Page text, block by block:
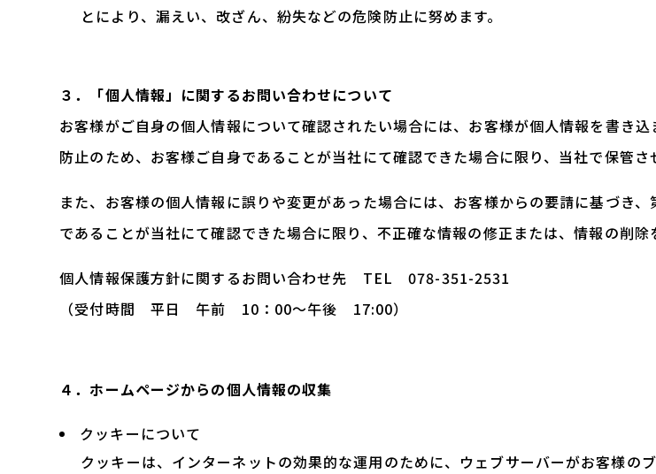
とにより、漏えい、改ざん、紛失などの危険防止に努めます。
３．「個人情報」に関するお問い合わせについて
お客様がご自身の個人情報について確認されたい場合には、お客様が個人情報を書き
防止のため、お客様ご自身であることが当社にて確認できた場合に限り、当社で保管
また、お客様の個人情報に誤りや変更があった場合には、お客様からの要請に基づき
であることが当社にて確認できた場合に限り、不正確な情報の修正または、情報の削除
個人情報保護方針に関するお問い合わせ先 TEL 078-351-2531
（受付時間 平日 午前 10：00～午後 17:00）
４．ホームページからの個人情報の収集
クッキーについて
クッキーは、インターネットの効果的な運用のために、ウェブサーバーがお客様